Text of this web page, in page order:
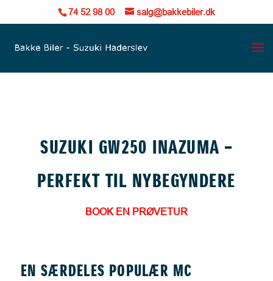
74 52 98 00 salg@bakkebiler.dk
SUZUKI GW250 INAZUMA –
PERFEKT TIL NYBEGYNDERE
BOOK EN PRØVETUR
EN SÆRDELES POPULÆR MC